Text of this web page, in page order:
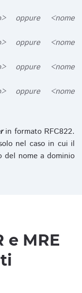
oppure <nome
oppure <nome
oppure <nome
oppure <nome
in formato RFC822.
nel caso in cui il
nome a dominio
e MRE